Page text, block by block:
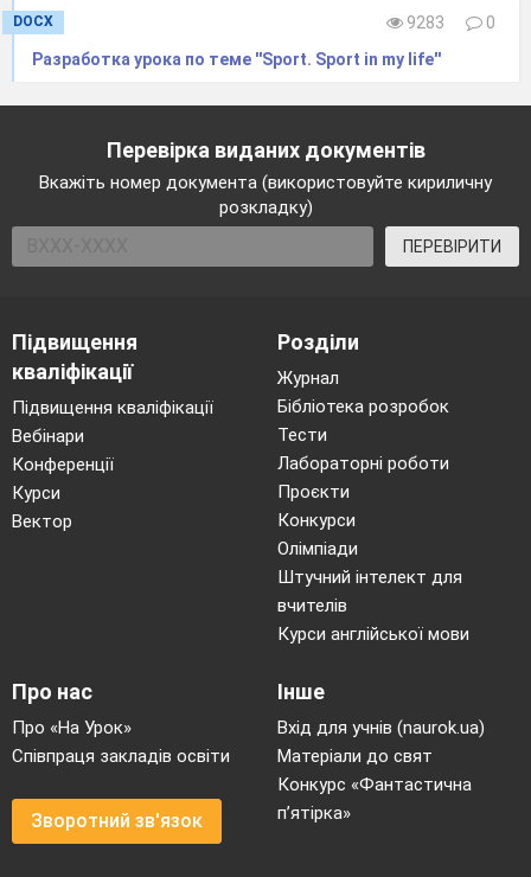
DOCX 9283
0
Разработка урока по теме ''Sport. Sport in my life''
Перевірка виданих документів
Вкажіть номер документа (використовуйте кириличну
розкладку)
ПЕРЕВІРИТИ
Підвищення
кваліфікації
Підвищення кваліфікації
Вебінари
Конференції
Курси
Вектор
Розділи
Журнал
Бібліотека розробок
Тести
Лабораторні роботи
Проєкти
Конкурси
Олімпіади
Штучний інтелект для
вчителів
Курси англійської мови
Про нас
Про «На Урок»
Співпраця закладів освіти
Зворотний зв'язок
Інше
Вхід для учнів (naurok.ua)
Матеріали до свят
Конкурс «Фантастична
п’ятірка»